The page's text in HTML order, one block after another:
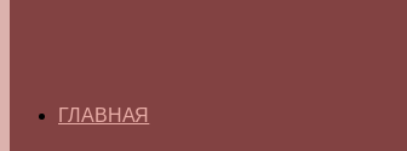
ГЛАВНАЯ